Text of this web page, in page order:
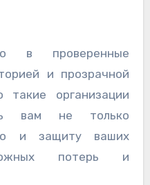
в проверенные
и прозрачной
такие организации
вам не только
и защиту ваших
потерь и